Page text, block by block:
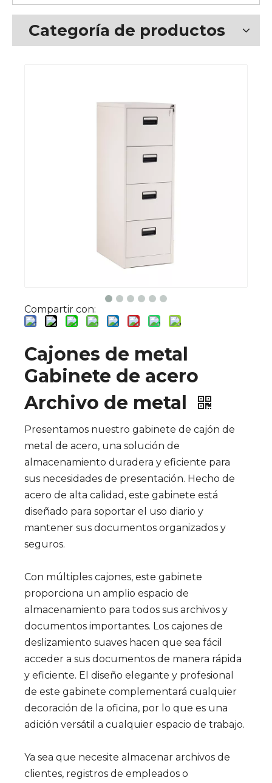
Categoría de productos
Compartir con:
Cajones de metal
Gabinete de acero
Archivo de metal
Presentamos nuestro gabinete de cajón de
metal de acero, una solución de
almacenamiento duradera y eficiente para
sus necesidades de presentación. Hecho de
acero de alta calidad, este gabinete está
diseñado para soportar el uso diario y
mantener sus documentos organizados y
seguros.
Con múltiples cajones, este gabinete
proporciona un amplio espacio de
almacenamiento para todos sus archivos y
documentos importantes. Los cajones de
deslizamiento suaves hacen que sea fácil
acceder a sus documentos de manera rápida
y eficiente. El diseño elegante y profesional
de este gabinete complementará cualquier
decoración de la oficina, por lo que es una
adición versátil a cualquier espacio de trabajo.
Ya sea que necesite almacenar archivos de
clientes, registros de empleados o